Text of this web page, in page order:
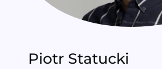
Piotr Statucki